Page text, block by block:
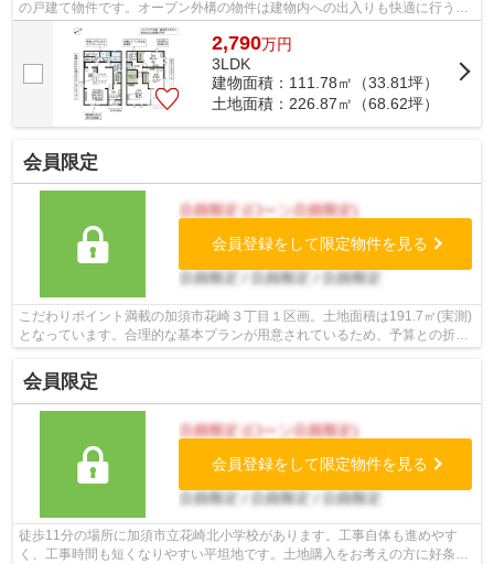
の戸建て物件です。オープン外構の物件は建物内への出入りも快適に行う事
ができます。室内環境まで左右する基...
2,790万円
3LDK
建物面積：111.78㎡（33.81坪）
土地面積：226.87㎡（68.62坪）
会員限定
会員登録をして限定物件を見る
こだわりポイント満載の加須市花崎３丁目１区画。土地面積は191.7㎡(実測)
となっています。合理的な基本プランが用意されているため、予算との折り
合いが付けやすい建築条件付きです。...
会員限定
会員登録をして限定物件を見る
徒歩11分の場所に加須市立花崎北小学校があります。工事自体も進めやす
く、工事時間も短くなりやすい平坦地です。土地購入をお考えの方に好条件